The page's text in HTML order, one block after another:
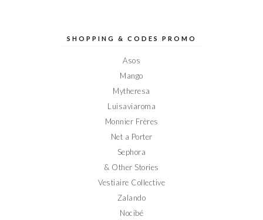
sursur sur sur sur
SHOPPING & CODES PROMO
Asos
Mango
Mytheresa
Luisaviaroma
Monnier Frères
Net a Porter
Sephora
& Other Stories
Vestiaire Collective
Zalando
Nocibé